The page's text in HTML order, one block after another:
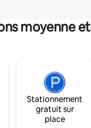
moyenne
Stationnement
gratuit sur
place